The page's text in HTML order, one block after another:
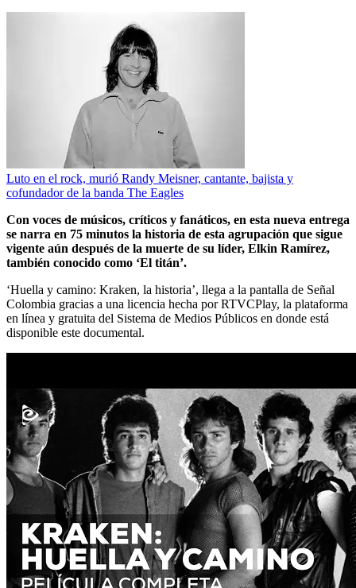
Luto en el rock, murió Randy Meisner, cantante, bajista y
cofundador de la banda The Eagles
Con voces de músicos, críticos y fanáticos, en esta nueva entrega
se narra en 75 minutos la historia de esta agrupación que sigue
vigente aún después de la muerte de su líder, Elkin Ramírez,
también conocido como ‘El titán’.
‘Huella y camino: Kraken, la historia’, llega a la pantalla de Señal
Colombia gracias a una licencia hecha por RTVCPlay, la plataforma
en línea y gratuita del Sistema de Medios Públicos en donde está
disponible este documental.